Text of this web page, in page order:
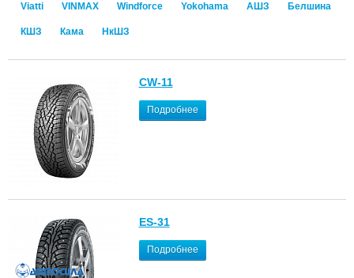
Viatti VINMAX Windforce Yokohama АШЗ Белшина
КШЗ Кама НкШЗ
CW-11
Подробнее
ES-31
Подробнее